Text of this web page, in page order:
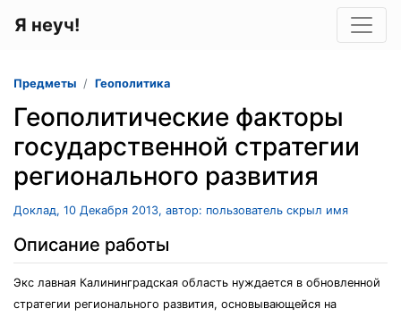
Я неуч!
Предметы Геополитика
Геополитические факторы
государственной стратегии
регионального развития
Доклад, 10 Декабря 2013, автор: пользователь скрыл имя
Описание работы
Экс лавная Калининградская область нуждается в обновленной
стратегии регионального развития, основывающейся на